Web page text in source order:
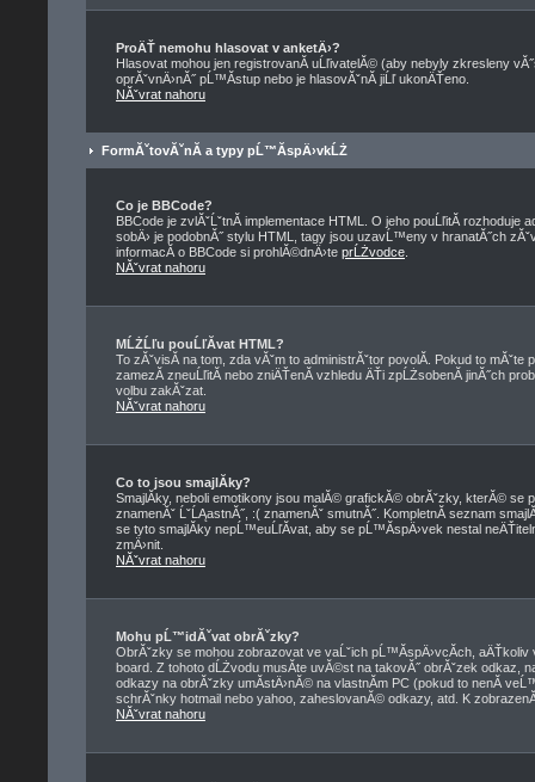
ProÄŤ nemohu hlasovat v anketÄ›?
Hlasovat mohou jen registrovanĂ­ uĹľivatelĂ© (aby nebyly zkresleny
oprĂˇvnÄ›nĂ˝ pĹ™Ă­stup nebo je hlasovĂˇnĂ­ jiĹľ ukonÄŤeno.
NĂˇvrat nahoru
FormĂˇtovĂˇnĂ­ a typy pĹ™Ă­spÄ›vkĹŻ
Co je BBCode?
BBCode je zvlĂˇĹˇtnĂ­ implementace HTML. O jeho pouĹľitĂ­
sobÄ› je podobnĂ˝ stylu HTML, tagy jsou uzavĹ™eny v hranatĂ˝ch
informacĂ­ o BBCode si prohlĂ©dnÄ›te prĹŻvodce
NĂˇvrat nahoru
MĹŻĹľu pouĹľĂ­vat HTML?
To zĂˇvisĂ­ na tom, zda vĂˇm to administrĂˇtor povolĂ­. Pokud to
zamezĂ­ zneuĹľitĂ­ nebo zniÄŤenĂ­ vzhledu ÄŤi zpĹŻsobenĂ­ jinĂ˝ch
volbu zakĂˇzat.
NĂˇvrat nahoru
Co to jsou smajlĂ­ky?
SmajlĂ­ky, neboli emotikony jsou malĂ© grafickĂ© obrĂˇzky, kterĂ©
znamenĂˇ ĹˇĹĄastnĂ˝, :( znamenĂˇ smutnĂ˝. KompletnĂ­ seznam
se tyto smajlĂ­ky nepĹ™euĹľĂ­vat, aby se pĹ™Ă­spÄ›vek nestal
zmÄ›nit.
NĂˇvrat nahoru
Mohu pĹ™idĂˇvat obrĂˇzky?
ObrĂˇzky se mohou zobrazovat ve vaĹˇich pĹ™Ă­spÄ›vcĂ­ch,
board. Z tohoto dĹŻvodu musĂ­te uvĂ©st na takovĂ˝ obrĂˇzek
odkazy na obrĂˇzky umĂ­stÄ›nĂ© na vlastnĂ­m PC (pokud to nenĂ­
schrĂˇnky hotmail nebo yahoo, zaheslovanĂ© odkazy, atd. K
NĂˇvrat nahoru